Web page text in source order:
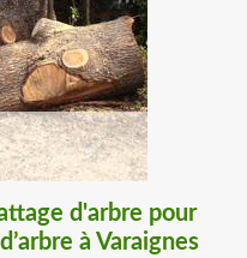
d'arbre pour
à Varaignes